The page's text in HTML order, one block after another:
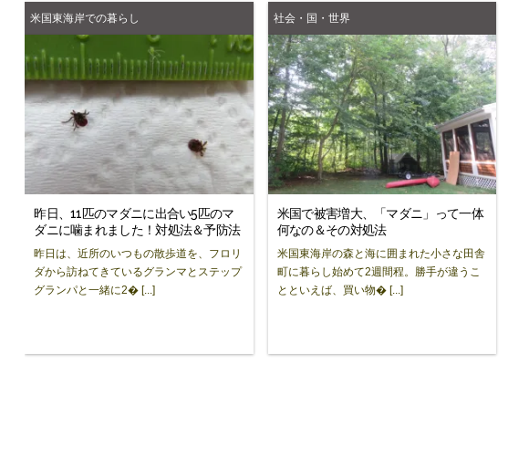
米国東海岸での暮らし
昨日、11匹のマダニに出合い5匹のマ
ダニに噛まれました！対処法＆予防法
昨日は、近所のいつもの散歩道を、フロリ
ダから訪ねてきているグランマとステップ
グランパと一緒に2� [...]
社会・国・世界
米国で被害増大、「マダニ」って一体
何なの＆その対処法
米国東海岸の森と海に囲まれた小さな田舎
町に暮らし始めて2週間程。勝手が違うこ
とといえば、買い物� [...]